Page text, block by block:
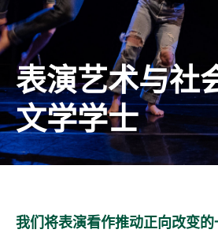
表演艺术与社
文学学士
我们将表演看作推动正向改变